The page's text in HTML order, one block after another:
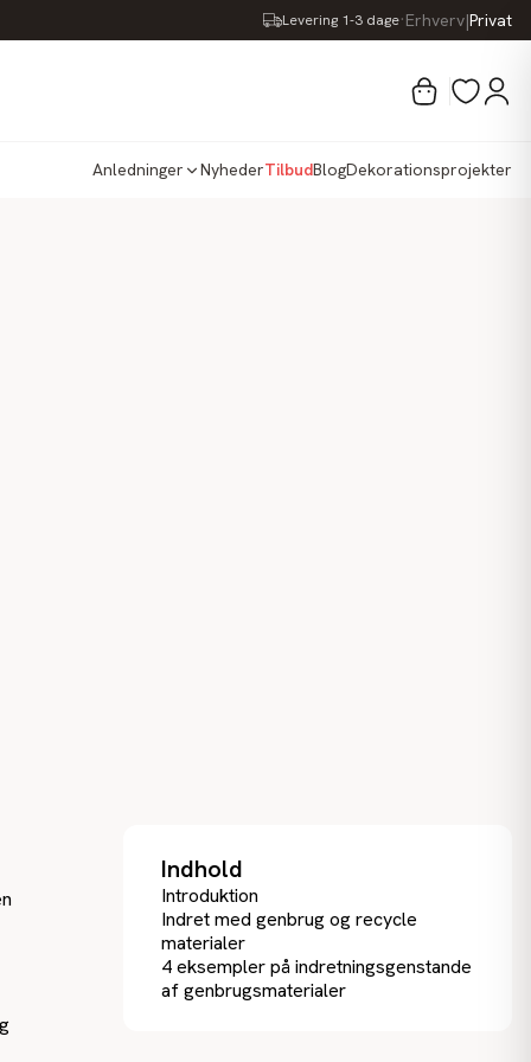
Levering 1-3 dage·Erhverv|Privat
Anledninger NyhederTilbudBlogDekorationsprojekter
Indhold
Introduktion
Indret med genbrug og recycle
materialer
4 eksempler på indretningsgenstande
af genbrugsmaterialer